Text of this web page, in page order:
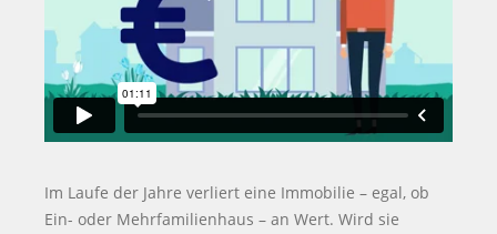
Im Laufe der Jahre verliert eine Immobilie – egal, ob
Ein- oder Mehrfamilienhaus – an Wert. Wird sie